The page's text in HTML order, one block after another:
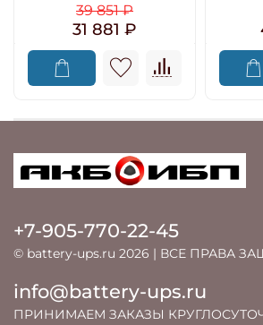
39 851 ₽
31 881 ₽
+7-905-770-22-45
© battery-ups.ru 2026 | ВСЕ ПРАВА
info@battery-ups.ru
ПРИНИМАЕМ ЗАКАЗЫ